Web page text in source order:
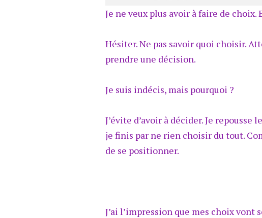
Je ne veux plus avoir à faire de
Hésiter. Ne pas savoir quoi choisir.
prendre une décision.
Je suis indécis, mais pourquoi ?
J’évite d’avoir à décider. Je
je finis par ne rien choisir du tout.
de se positionner.
J’ai l’impression que mes choix vont